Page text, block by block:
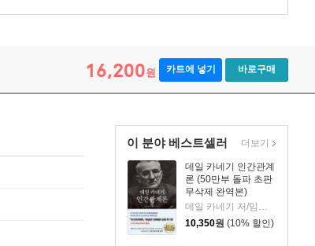
16,200원 카트에 넣기 바로구매
이 분야 베스트셀러
데일 카네기 인간관계
론 (50만부 돌파 초판
무삭제 완역본)
데일 카네기 저/임상훈 역
10,350원 (10% 할인)
더보기